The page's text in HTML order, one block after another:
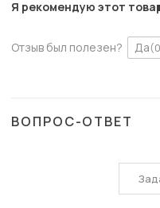
Я рекомендую этот
Отзыв был полезен? Да
ВОПРОС-ОТВЕТ